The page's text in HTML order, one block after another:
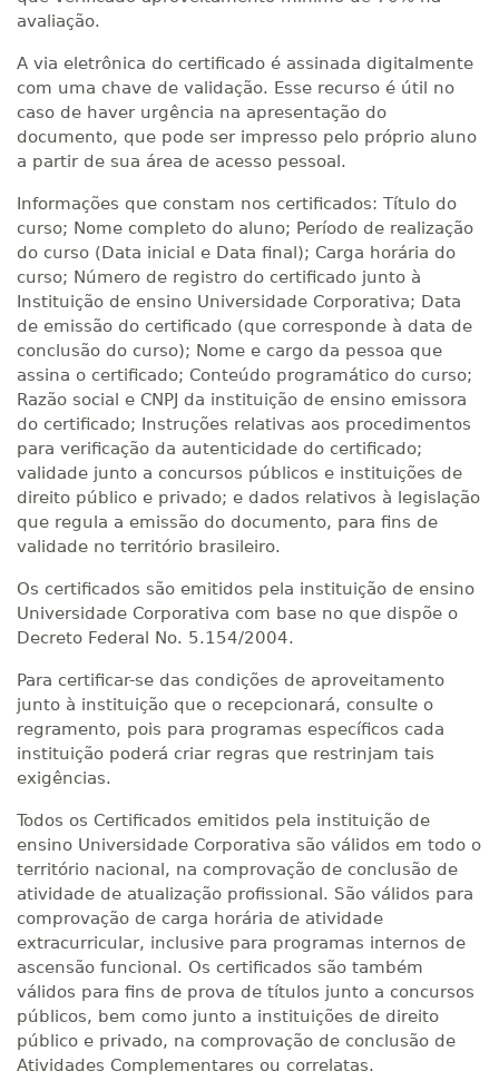
avaliação.
A via eletrônica do certificado é assinada digitalmente
com uma chave de validação. Esse recurso é útil no
caso de haver urgência na apresentação do
documento, que pode ser impresso pelo próprio aluno
a partir de sua área de acesso pessoal.
Informações que constam nos certificados: Título do
curso; Nome completo do aluno; Período de realização
do curso (Data inicial e Data final); Carga horária do
curso; Número de registro do certificado junto à
Instituição de ensino Universidade Corporativa; Data
de emissão do certificado (que corresponde à data de
conclusão do curso); Nome e cargo da pessoa que
assina o certificado; Conteúdo programático do curso;
Razão social e CNPJ da instituição de ensino emissora
do certificado; Instruções relativas aos procedimentos
para verificação da autenticidade do certificado;
validade junto a concursos públicos e instituições de
direito público e privado; e dados relativos à legislação
que regula a emissão do documento, para fins de
validade no território brasileiro.
Os certificados são emitidos pela instituição de ensino
Universidade Corporativa com base no que dispõe o
Decreto Federal No. 5.154/2004.
Para certificar-se das condições de aproveitamento
junto à instituição que o recepcionará, consulte o
regramento, pois para programas específicos cada
instituição poderá criar regras que restrinjam tais
exigências.
Todos os Certificados emitidos pela instituição de
ensino Universidade Corporativa são válidos em todo o
território nacional, na comprovação de conclusão de
atividade de atualização profissional. São válidos para
comprovação de carga horária de atividade
extracurricular, inclusive para programas internos de
ascensão funcional. Os certificados são também
válidos para fins de prova de títulos junto a concursos
públicos, bem como junto a instituições de direito
público e privado, na comprovação de conclusão de
Atividades Complementares ou correlatas.